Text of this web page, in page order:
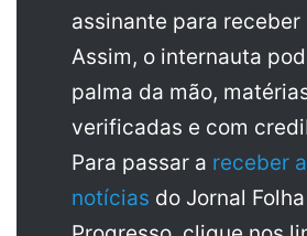
assinante para receber
Assim, o internauta
palma da mão,
verificadas e com
Para passar a receber
notícias do Jornal